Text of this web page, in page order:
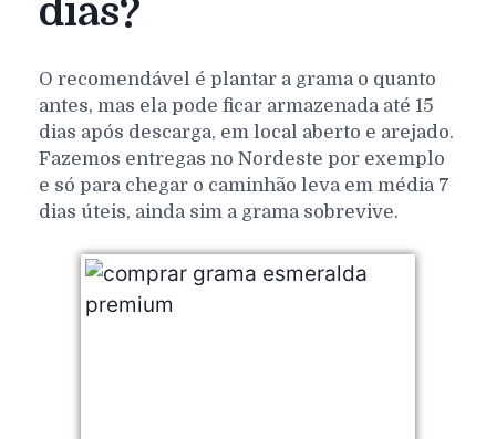
dias?
O recomendável é plantar a grama o quanto
antes, mas ela pode ficar armazenada até 15
dias após descarga, em local aberto e arejado.
Fazemos entregas no Nordeste por exemplo
e só para chegar o caminhão leva em média 7
dias úteis, ainda sim a grama sobrevive.